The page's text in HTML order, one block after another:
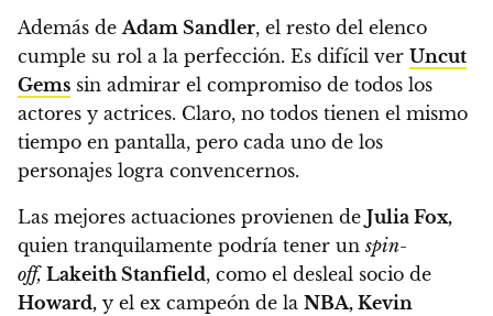
Además deAdam Sandler, el resto del elenco
cumple su rol a la perfección. Es difícil ver Uncut
Gems sin admirar el compromiso de todos los
actores y actrices. Claro, no todos tienen el mismo
tiempo en pantalla, pero cada uno de los
personajes logra convencernos.
Las mejores actuaciones provienen de Julia Fox,
quien tranquilamente podría tener unspin-
off, Lakeith Stanfield, como el desleal socio de
Howard, y el ex campeón de la NBA, Kevin